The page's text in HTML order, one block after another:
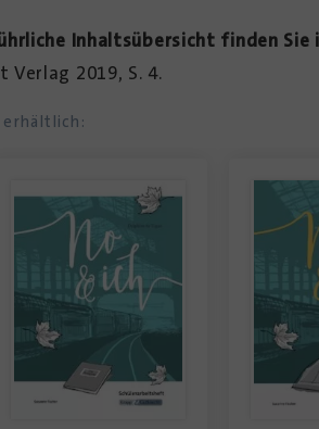
Inhaltsübersicht finden Sie
Verlag 2019, S. 4.
erhältlich: